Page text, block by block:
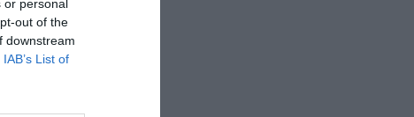
or personal
out of the
downstream
IAB’s List of